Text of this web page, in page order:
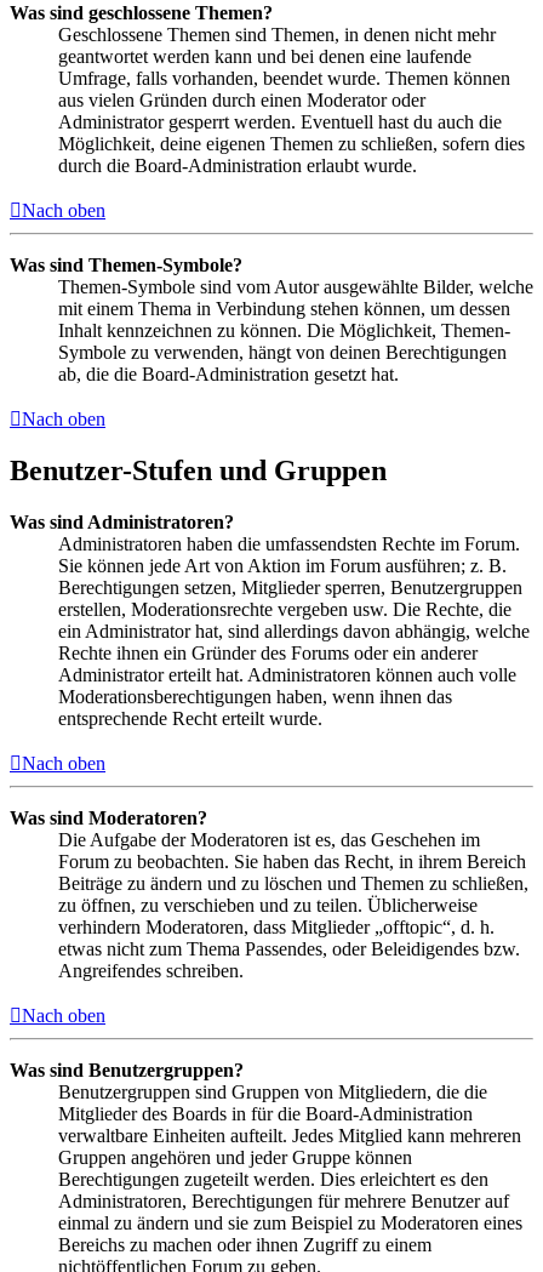
Was sind geschlossene Themen?
Geschlossene Themen sind Themen, in denen nicht mehr
geantwortet werden kann und bei denen eine laufende
Umfrage, falls vorhanden, beendet wurde. Themen können
aus vielen Gründen durch einen Moderator oder
Administrator gesperrt werden. Eventuell hast du auch die
Möglichkeit, deine eigenen Themen zu schließen, sofern dies
durch die Board-Administration erlaubt wurde.
Nach oben
Was sind Themen-Symbole?
Themen-Symbole sind vom Autor ausgewählte Bilder, welche
mit einem Thema in Verbindung stehen können, um dessen
Inhalt kennzeichnen zu können. Die Möglichkeit, Themen-
Symbole zu verwenden, hängt von deinen Berechtigungen
ab, die die Board-Administration gesetzt hat.
Nach oben
Benutzer-Stufen und Gruppen
Was sind Administratoren?
Administratoren haben die umfassendsten Rechte im Forum.
Sie können jede Art von Aktion im Forum ausführen; z. B.
Berechtigungen setzen, Mitglieder sperren, Benutzergruppen
erstellen, Moderationsrechte vergeben usw. Die Rechte, die
ein Administrator hat, sind allerdings davon abhängig, welche
Rechte ihnen ein Gründer des Forums oder ein anderer
Administrator erteilt hat. Administratoren können auch volle
Moderationsberechtigungen haben, wenn ihnen das
entsprechende Recht erteilt wurde.
Nach oben
Was sind Moderatoren?
Die Aufgabe der Moderatoren ist es, das Geschehen im
Forum zu beobachten. Sie haben das Recht, in ihrem Bereich
Beiträge zu ändern und zu löschen und Themen zu schließen,
zu öffnen, zu verschieben und zu teilen. Üblicherweise
verhindern Moderatoren, dass Mitglieder „offtopic“, d. h.
etwas nicht zum Thema Passendes, oder Beleidigendes bzw.
Angreifendes schreiben.
Nach oben
Was sind Benutzergruppen?
Benutzergruppen sind Gruppen von Mitgliedern, die die
Mitglieder des Boards in für die Board-Administration
verwaltbare Einheiten aufteilt. Jedes Mitglied kann mehreren
Gruppen angehören und jeder Gruppe können
Berechtigungen zugeteilt werden. Dies erleichtert es den
Administratoren, Berechtigungen für mehrere Benutzer auf
einmal zu ändern und sie zum Beispiel zu Moderatoren eines
Bereichs zu machen oder ihnen Zugriff zu einem
nichtöffentlichen Forum zu geben.